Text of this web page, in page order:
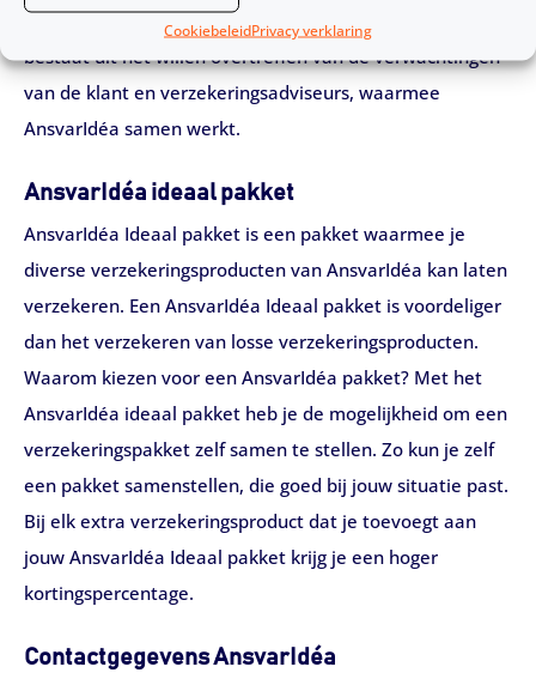
CookiebeleidPrivacy verklaring
heeft daarnaast ook een visie. De visie van AnsvarIdéa
bestaat uit het willen overtreffen van de verwachtingen
van de klant en verzekeringsadviseurs, waarmee
AnsvarIdéa samen werkt.
AnsvarIdéa ideaal pakket
AnsvarIdéa Ideaal pakket is een pakket waarmee je
diverse verzekeringsproducten van AnsvarIdéa kan laten
verzekeren. Een AnsvarIdéa Ideaal pakket is voordeliger
dan het verzekeren van losse verzekeringsproducten.
Waarom kiezen voor een AnsvarIdéa pakket? Met het
AnsvarIdéa ideaal pakket heb je de mogelijkheid om een
verzekeringspakket zelf samen te stellen. Zo kun je zelf
een pakket samenstellen, die goed bij jouw situatie past.
Bij elk extra verzekeringsproduct dat je toevoegt aan
jouw AnsvarIdéa Ideaal pakket krijg je een hoger
kortingspercentage.
Contactgegevens AnsvarIdéa